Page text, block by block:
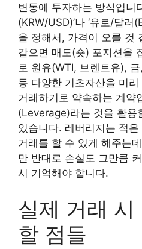
변동에 투자하는 방식입니
(KRW/USD)’나 ‘유로/달러
을 정해서, 가격이 오를 것
같으면 매도(숏) 포지션을
로 원유(WTI, 브렌트유),
등 다양한 기초자산을 미
거래하기로 약속하는 계약
(Leverage)라는 것을 활용
있습니다. 레버리지는 적
거래를 할 수 있게 해주는
만 반대로 손실도 그만큼
시 기억해야 합니다.
실제 거래 시
할 점들